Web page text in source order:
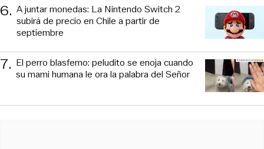
6. A juntar monedas: La Nintendo Switch 2
subirá de precio en Chile a partir de
septiembre
7. El perro blasfemo: peludito se enoja cuando
su mami humana le ora la palabra del Señor